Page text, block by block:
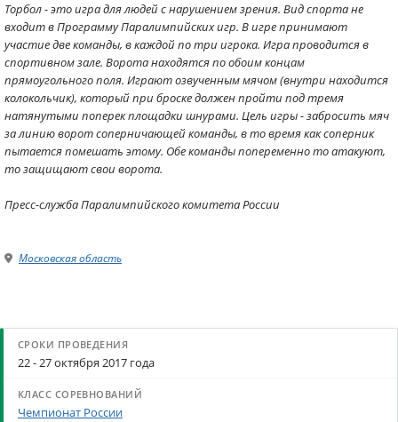
Торбол - это игра для людей с нарушением зрения. Вид спорта не
входит в Программу Паралимпийских игр. В игре принимают
участие две команды, в каждой по три игрока. Игра проводится в
спортивном зале. Ворота находятся по обоим концам
прямоугольного поля. Играют озвученным мячом (внутри находится
колокольчик), который при броске должен пройти под тремя
натянутыми поперек площадки шнурами. Цель игры - забросить мяч
за линию ворот соперничающей команды, в то время как соперник
пытается помешать этому. Обе команды попеременно то атакуют,
то защищают свои ворота.
Пресс-служба Паралимпийского комитета России
Московская область
22 - 27 октября 2017 года
Чемпионат России